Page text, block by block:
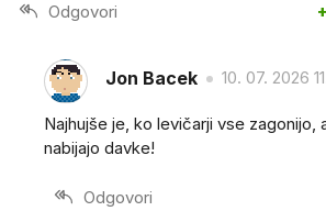
Odgovori
Jon Bacek 10. 07. 2026
Najhujše je, ko levičarji vse zagonijo,
nabijajo davke!
Odgovori